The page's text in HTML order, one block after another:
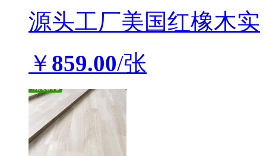
源头工厂美国红橡木实
￥ 859.00/张